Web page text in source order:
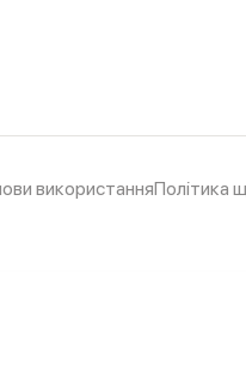
використанняПолітика